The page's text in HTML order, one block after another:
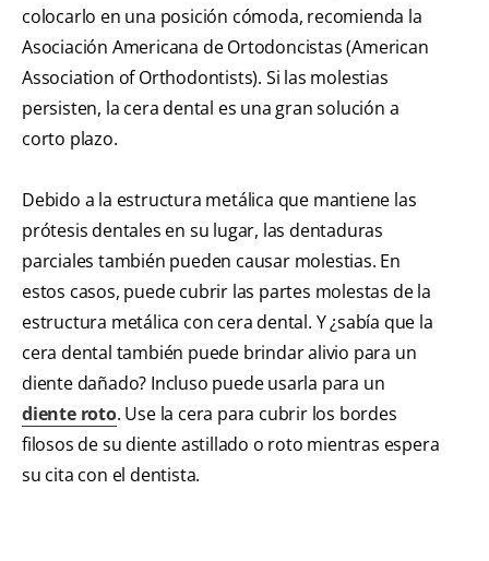
colocarlo en una posición cómoda, recomienda la
Asociación Americana de Ortodoncistas (American
Association of Orthodontists). Si las molestias
persisten, la cera dental es una gran solución a
corto plazo.
Debido a la estructura metálica que mantiene las
prótesis dentales en su lugar, las dentaduras
parciales también pueden causar molestias. En
estos casos, puede cubrir las partes molestas de la
estructura metálica con cera dental. Y ¿sabía que la
cera dental también puede brindar alivio para un
diente dañado? Incluso puede usarla para un
diente roto. Use la cera para cubrir los bordes
filosos de su diente astillado o roto mientras espera
su cita con el dentista.